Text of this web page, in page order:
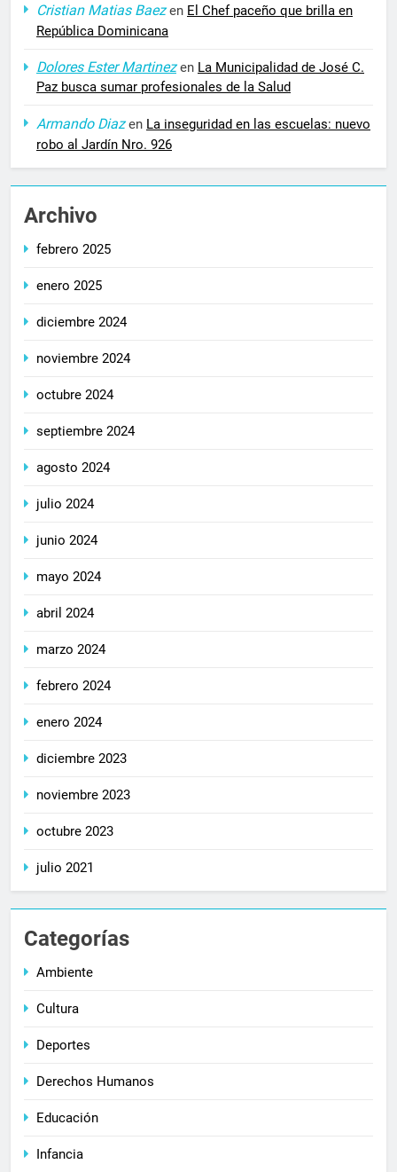
Cristian Matias Baezen El Chef paceño que brilla en
República Dominicana
Dolores Ester Martinezen La Municipalidad de José C.
Paz busca sumar profesionales de la Salud
Armando Diazen La inseguridad en las escuelas: nuevo
robo al Jardín Nro. 926
Archivo
febrero 2025
enero 2025
diciembre 2024
noviembre 2024
octubre 2024
septiembre 2024
agosto 2024
julio 2024
junio 2024
mayo 2024
abril 2024
marzo 2024
febrero 2024
enero 2024
diciembre 2023
noviembre 2023
octubre 2023
julio 2021
Categorías
Ambiente
Cultura
Deportes
Derechos Humanos
Educación
Infancia